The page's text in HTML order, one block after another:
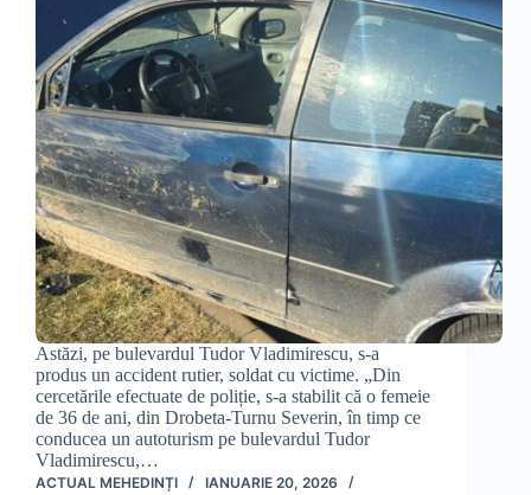
Astăzi, pe bulevardul Tudor Vladimirescu, s-a
produs un accident rutier, soldat cu victime. „Din
cercetările efectuate de poliție, s-a stabilit că o femeie
de 36 de ani, din Drobeta-Turnu Severin, în timp ce
conducea un autoturism pe bulevardul Tudor
Vladimirescu,…
ACTUAL MEHEDINȚI
IANUARIE 20, 2026